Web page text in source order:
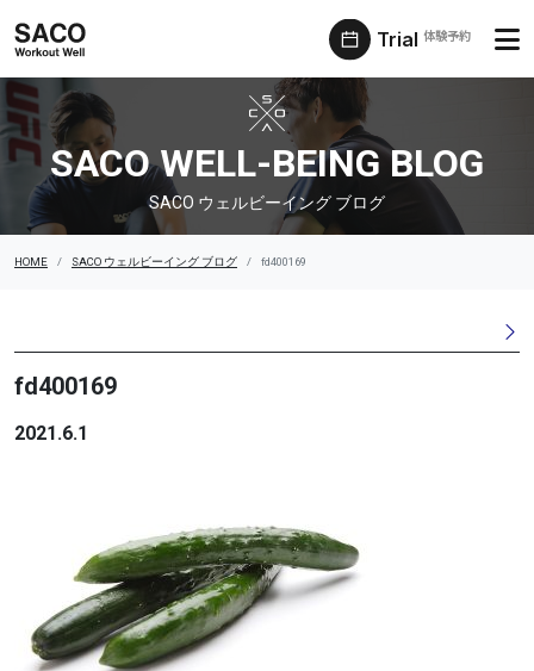
Trial 体験予約
SACO ウェルビーイング ブログ
SACO WELL-BEING BLOG
SACO ウェルビーイング ブログ
HOME SACO ウェルビーイング ブログ fd400169
fd400169
2021.6.1